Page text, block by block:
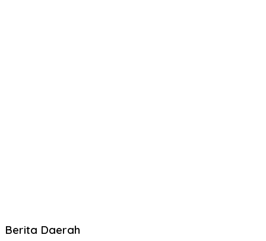
Berita Daerah